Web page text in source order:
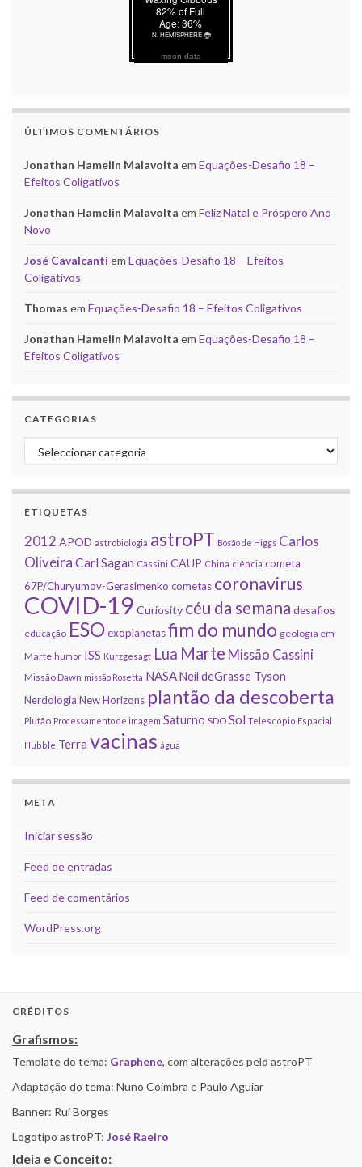
moon data
ÚLTIMOS COMENTÁRIOS
Jonathan Hamelin Malavolta em Equações-Desafio 18 –
Efeitos Coligativos
Jonathan Hamelin Malavolta em Feliz Natal e Próspero Ano
Novo
José Cavalcanti em Equações-Desafio 18 – Efeitos
Coligativos
Thomas em Equações-Desafio 18 – Efeitos Coligativos
Jonathan Hamelin Malavolta em Equações-Desafio 18 –
Efeitos Coligativos
CATEGORIAS
Categorias
ETIQUETAS
2012 APOD astrobiologia astroPT Bosão de Higgs Carlos
Oliveira Carl Sagan Cassini CAUP China ciência cometa
67P/Churyumov-Gerasimenko cometas coronavirus
COVID-19 Curiosity céu da semana desafios
educação ESOexoplanetasfim do mundo geologia em
Marte humor ISS Kurzgesagt Lua Marte Missão Cassini
Missão Dawn missão Rosetta NASANeil deGrasse Tyson
Nerdologia New Horizons plantão da descoberta
Plutão Processamento de imagem Saturno SDO Sol Telescópio Espacial
Hubble Terra vacinas água
META
Iniciar sessão
Feed de entradas
Feed de comentários
WordPress.org
CRÉDITOS
Grafismos:
Template do tema: Graphene, com alterações pelo astroPT
Adaptação do tema: Nuno Coimbra e Paulo Aguiar
Banner: Rui Borges
Logotipo astroPT: José Raeiro
Ideia e Conceito: